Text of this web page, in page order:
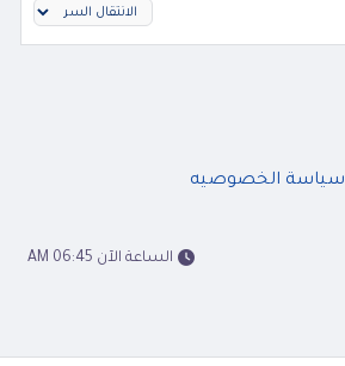
سياسة الخصوصيه
الساعة الآن 06:45 AM